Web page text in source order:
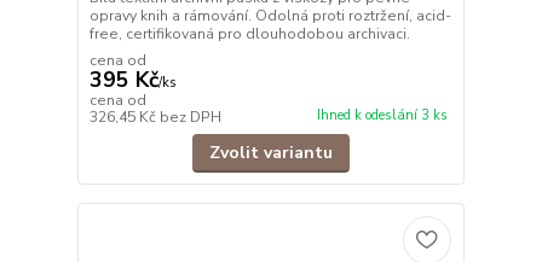
opravy knih a rámování. Odolná proti roztržení, acid-
free, certifikovaná pro dlouhodobou archivaci.
cena od
395 Kč/ks
cena od
326,45 Kč bez DPH Ihned k odeslání 3 ks
Zvolit variantu